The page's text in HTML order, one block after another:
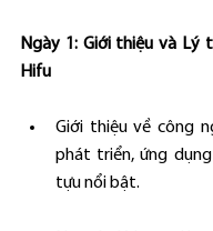
Ngày 1: Giới thiệu và Lý
Hifu
Giới thiệu về công
phát triển, ứng
tựu nổi bật.